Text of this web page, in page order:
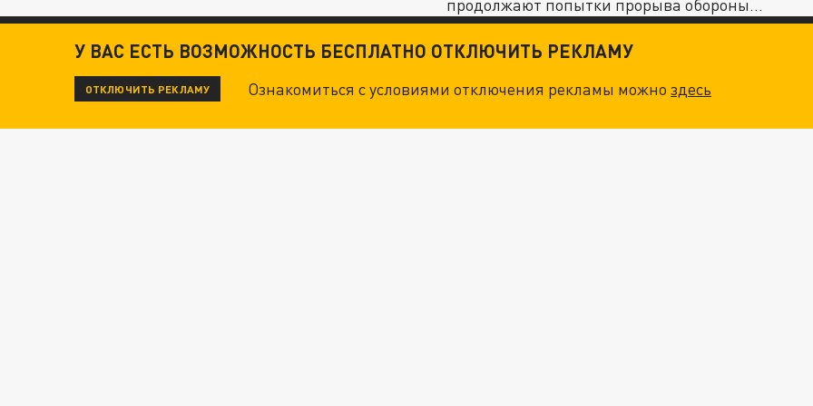
продолжают попытки прорыва обороны
армии РФ...
У ВАС ЕСТЬ ВОЗМОЖНОСТЬ БЕСПЛАТНО ОТКЛЮЧИТЬ РЕКЛАМУ
ОТКЛЮЧИТЬ РЕКЛАМУ Ознакомиться с условиями отключения рекламы можноздесь